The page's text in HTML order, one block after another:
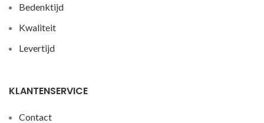
Bedenktijd
Kwaliteit
Levertijd
KLANTENSERVICE
Contact